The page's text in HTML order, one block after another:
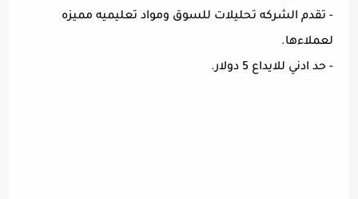
- تقدم الشركه تحليلات للسوق ومواد تعليميه مميزه
لعملاءها.
- حد ادني للايداع 5 دولار.